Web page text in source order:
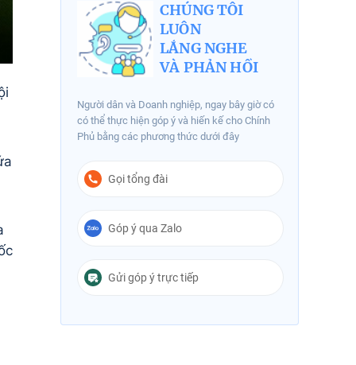
CHÚNG TÔI
LUÔN
LẮNG NGHE
VÀ PHẢN HỒI
Người dân và Doanh nghiệp, ngay bây giờ có
có thể thực hiện góp ý và hiến kế cho Chính
Phủ bằng các phương thức dưới đây
Gọi tổng đài
Góp ý qua Zalo
Gửi góp ý trực tiếp